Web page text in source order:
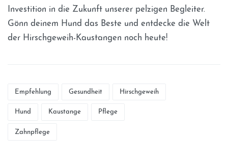
Investition in die Zukunft unserer pelzigen Begleiter.
Gönn deinem Hund das Beste und entdecke die Welt
der Hirschgeweih-Kaustangen noch heute!
Empfehlung Gesundheit Hirschgeweih
Hund Kaustange Pflege
Zahnpflege